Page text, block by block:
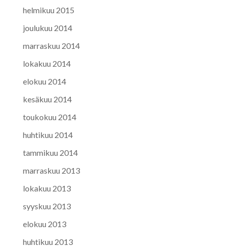
helmikuu 2015
joulukuu 2014
marraskuu 2014
lokakuu 2014
elokuu 2014
kesäkuu 2014
toukokuu 2014
huhtikuu 2014
tammikuu 2014
marraskuu 2013
lokakuu 2013
syyskuu 2013
elokuu 2013
huhtikuu 2013